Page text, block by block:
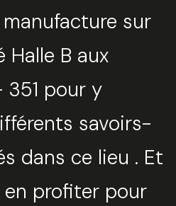
sur
Halle B aux
pour y
savoirs-
dans ce lieu . Et
profiter pour